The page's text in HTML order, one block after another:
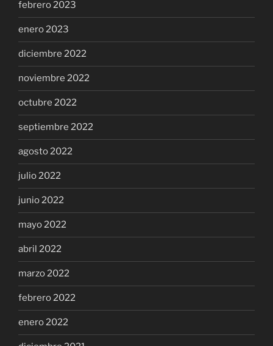
febrero 2023
enero 2023
diciembre 2022
noviembre 2022
octubre 2022
septiembre 2022
agosto 2022
julio 2022
junio 2022
mayo 2022
abril 2022
marzo 2022
febrero 2022
enero 2022